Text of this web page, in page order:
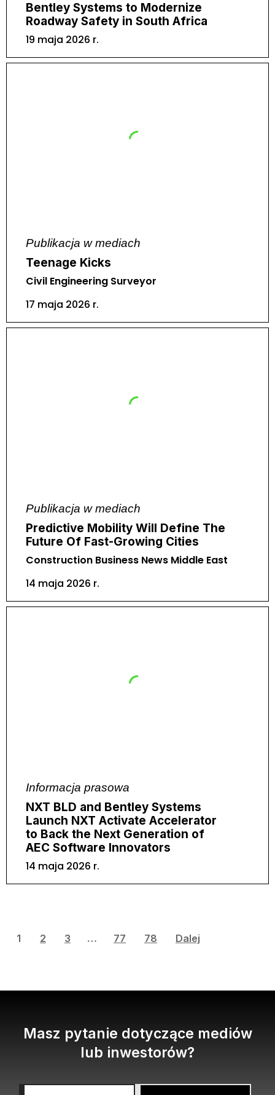
Bentley Systems to Modernize
Roadway Safety in South Africa
19 maja 2026 r.
Publikacja w mediach
Teenage Kicks
Civil Engineering Surveyor
17 maja 2026 r.
Publikacja w mediach
Predictive Mobility Will Define The
Future Of Fast-Growing Cities
Construction Business News Middle East
14 maja 2026 r.
Informacja prasowa
NXT BLD and Bentley Systems
Launch NXT Activate Accelerator
to Back the Next Generation of
AEC Software Innovators
14 maja 2026 r.
1 2 3 … 77 78 Dalej
Masz pytanie dotyczące mediów
lub inwestorów?